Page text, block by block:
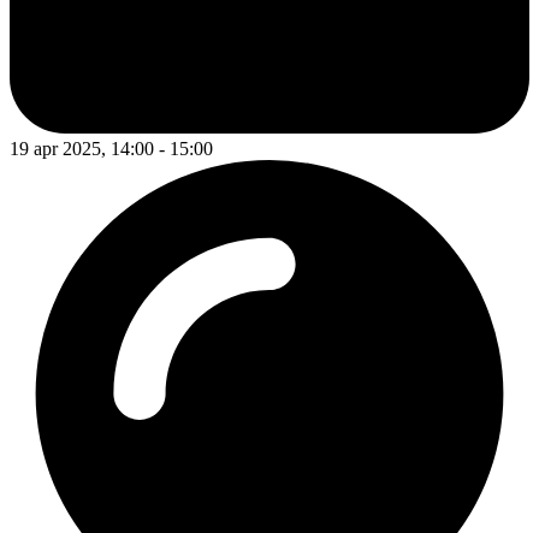
19 apr 2025, 14:00 - 15:00